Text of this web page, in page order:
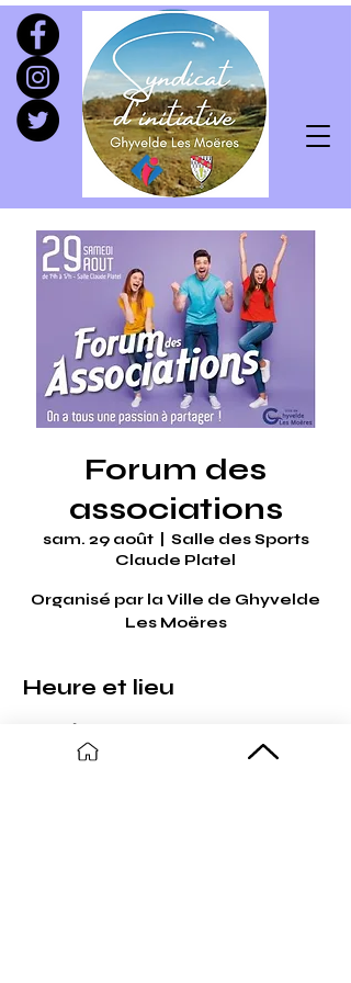
Forum des
associations
sam. 29 août
  |
Salle des Sports
Claude Platel
Organisé par la Ville de Ghyvelde
Les Moëres
Heure et lieu
29 août 2026, 14:00 – 17:00
Salle des Sports Claude Platel, Rue